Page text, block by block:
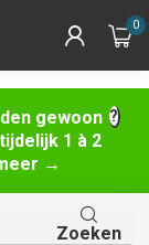
gewoon
1 à 2
→
0
Zoeken